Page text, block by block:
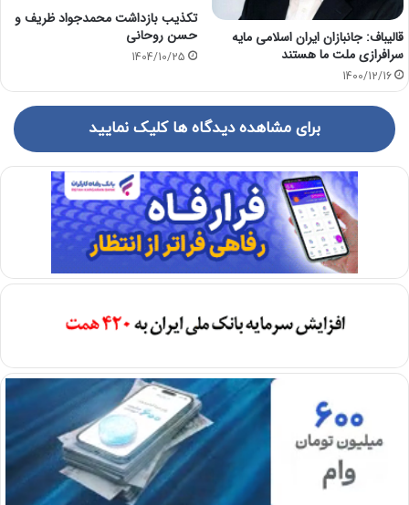
قالیباف: جانبازان ایران اسلامی مایه
سرافرازی ملت ما هستند
1400/12/16
تکذیب بازداشت محمدجواد ظریف و
حسن روحانی
1404/10/25
برای مشاهده دیدگاه ها کلیک نمایید